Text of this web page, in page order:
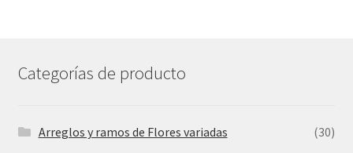
Categorías de producto
Arreglos y ramos de Flores variadas
(30)